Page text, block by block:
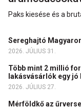
Paks kiesése és a
Sereghajtó
2026. JÚLIUS 31.
Több mint 2 millió
lakásvásárlók egy jó
2026. JÚLIUS 27.
Mérföldkő az